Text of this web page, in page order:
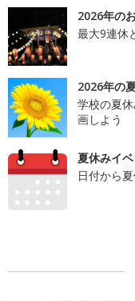
2026年の
最大9連休
2026年の
学校の夏
画しよう
夏休みイ
日付から